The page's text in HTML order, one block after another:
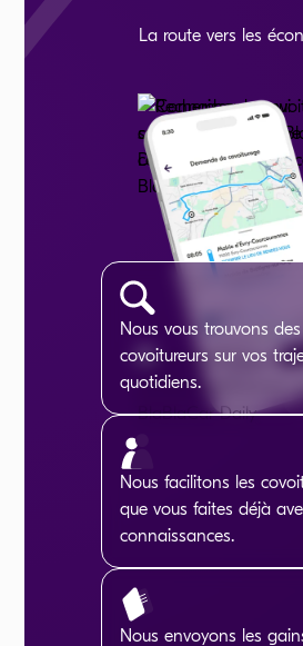
La route vers les
Nous vous trouvons des
covoitureurs sur vos
quotidiens.
Nous facilitons les
que vous faites déjà
connaissances.
Nous envoyons les